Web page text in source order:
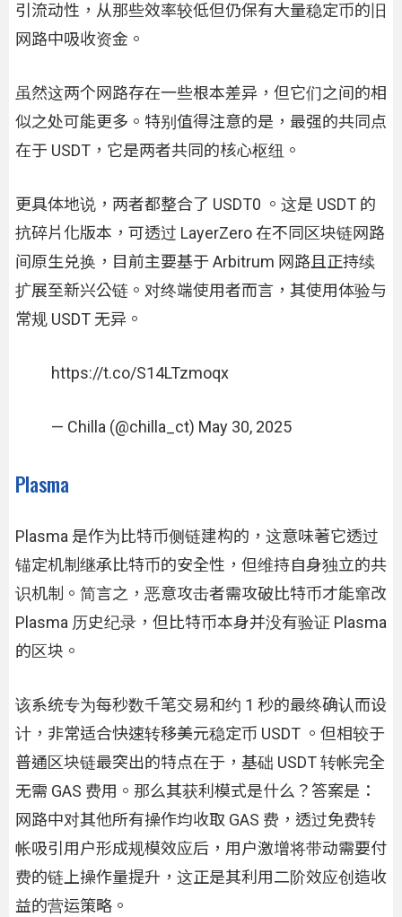
引流动性，从那些效率较低但仍保有大量稳定币的旧
网路中吸收资金。
虽然这两个网路存在一些根本差异，但它们之间的相
似之处可能更多。特别值得注意的是，最强的共同点
在于 USDT，它是两者共同的核心枢纽。
更具体地说，两者都整合了 USDT0 。这是 USDT 的
抗碎片化版本，可透过 LayerZero 在不同区块链网路
间原生兑换，目前主要基于 Arbitrum 网路且正持续
扩展至新兴公链。对终端使用者而言，其使用体验与
常规 USDT 无异。
https://t.co/S14LTzmoqx
— Chilla (@chilla_ct) May 30, 2025
Plasma
Plasma 是作为比特币侧链建构的，这意味著它透过
锚定机制继承比特币的安全性，但维持自身独立的共
识机制。简言之，恶意攻击者需攻破比特币才能窜改
Plasma 历史纪录，但比特币本身并没有验证 Plasma
的区块。
该系统专为每秒数千笔交易和约 1 秒的最终确认而设
计，非常适合快速转移美元稳定币 USDT 。但相较于
普通区块链最突出的特点在于，基础 USDT 转帐完全
无需 GAS 费用。那么其获利模式是什么？答案是：
网路中对其他所有操作均收取 GAS 费，透过免费转
帐吸引用户形成规模效应后，用户激增将带动需要付
费的链上操作量提升，这正是其利用二阶效应创造收
益的营运策略。